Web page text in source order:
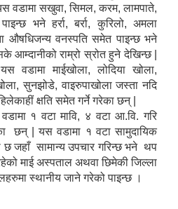
वडामा सखुवा, सिमल, करम, लामपाते,
भने हर्रा, बर्रा, कुरिलो, अमला
औषधिजन्य वनस्पति समेत पाइन्छ भने
आम्दानीको राम्रो स्रोत हुने देखिन्छ |
वडामा माईखोला, लोदिया खोला,
सुनझोडे, वाइरुपाखोला जस्ता नदि
क्षति समेत गर्ने गरेका छन् |
१ वटा मावि, ४ वटा आ.वि. गरि
छन् | यस वडामा १ वटा सामुदायिक
जहाँ सामान्य उपचार गरिन्छ भने थप
माई अस्पताल अथवा छिमेकी जिल्ला
स्थानीय जाने गरेको पाइन्छ ।